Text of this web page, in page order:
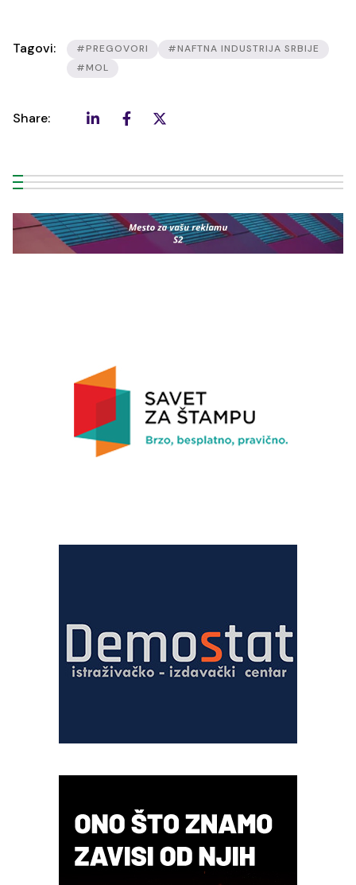
Tagovi: #PREGOVORI
#NAFTNA INDUSTRIJA SRBIJE
#MOL
Share: